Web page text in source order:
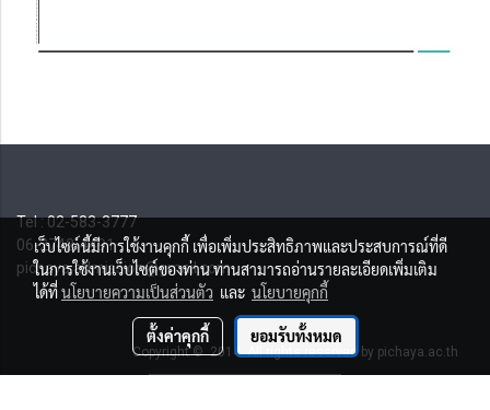
Tel : 02-583-3777
06-2742-4491
pichaya.admission@gmail.com
Copyright © 2014 All rights reserved by pichaya.ac.th
เว็บไซต์นี้มีการใช้งานคุกกี้ เพื่อเพิ่มประสิทธิภาพและประสบการณ์ที่ดี
ในการใช้งานเว็บไซต์ของท่าน ท่านสามารถอ่านรายละเอียดเพิ่มเติม
ได้ที่นโยบายความเป็นส่วนตัว และ นโยบายคุกกี้
ตั้งค่าคุกกี้ ยอมรับทั้งหมด